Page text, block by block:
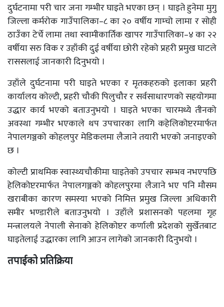
दुर्घटनामा परी चार जना गम्भीर घाइते भएका छन् । घाइते हुनेमा मुगु
जिल्ला कर्मरोक गाउँपालिका–८ का २० वर्षीय गाम्चो लामा र सोही
ठाउँका टेर्चे लामा तथा स्वामीकार्तिक खापर गाउँपालिका–४ का २२
वर्षीया सरु विक र उहाँकी दुई वर्षीया छोरी रहेको प्रहरी प्रमुख घाटले
राससलाई जानकारी दिनुभयो ।
उहाँले दुर्घटनामा परी घाइते भएका र मृतकहरुको इलाका प्रहरी
कार्यालय कोल्टी, प्रहरी चौकी पिलुचौर र सर्वसाधारणको सहयोगमा
उद्धार कार्य भएको बताउनुभयो । घाइते भएका चारमध्ये तीनको
अवस्था गम्भीर भएकाले थप उपचारका लागि कहेलिकोप्टरमार्फत
नेपालगञ्जको कोहलपुर मेडिकलमा लैजाने तयारी भएको जनाइएको
छ ।
कोल्टी प्राथमिक स्वास्थ्यचौकीमा घाइतेको उपचार सम्भव नभएपछि
हेलिकोप्टरमार्फत नेपालगञ्जको कोहलपुरमा लैजाने भए पनि मौसम
खराबीका कारण समस्या भएको निमित्त प्रमुख जिल्ला अधिकारी
समीर भण्डारीले बताउनुभयो । उहाँले प्रशासनको पहलमा गृह
मन्त्रालयले नेपाली सेनाको हेलिकोप्टर कर्णाली प्रदेशको सुर्खेतबाट
घाइतेलाई उद्धारका लागि आउन लागेको जानकारी दिनुभयो ।
तपाईको प्रतिक्रिया